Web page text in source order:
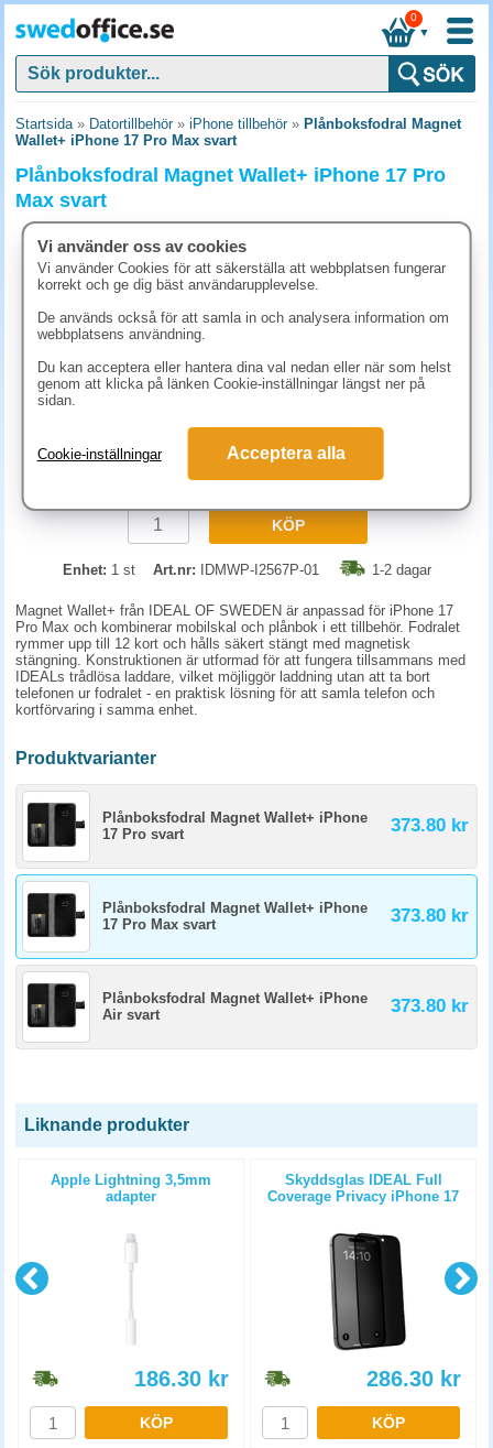
▼
0
Startsida» Datortillbehör» iPhone tillbehör» Plånboksfodral Magnet
Wallet+ iPhone 17 Pro Max svart
Plånboksfodral Magnet Wallet+ iPhone 17 Pro
Max svart
373.80 kr (inkl. moms)
KÖP
Enhet: 1 st Art.nr: IDMWP-I2567P-01 1-2 dagar
Magnet Wallet+ från IDEAL OF SWEDEN är anpassad för iPhone 17
Pro Max och kombinerar mobilskal och plånbok i ett tillbehör. Fodralet
rymmer upp till 12 kort och hålls säkert stängt med magnetisk
stängning. Konstruktionen är utformad för att fungera tillsammans med
IDEALs trådlösa laddare, vilket möjliggör laddning utan att ta bort
telefonen ur fodralet - en praktisk lösning för att samla telefon och
kortförvaring i samma enhet.
Produktvarianter
Plånboksfodral Magnet Wallet+ iPhone
17 Pro svart
373.80 kr
Plånboksfodral Magnet Wallet+ iPhone
17 Pro Max svart
373.80 kr
Plånboksfodral Magnet Wallet+ iPhone
Air svart
373.80 kr
Liknande produkter
Apple Lightning 3,5mm
adapter
186.30 kr
KÖP
Skyddsglas IDEAL Full
Coverage Privacy iPhone 17
286.30 kr
KÖP
Vi använder oss av cookies
Vi använder Cookies för att säkerställa att webbplatsen fungerar
korrekt och ge dig bäst användarupplevelse.
De används också för att samla in och analysera information om
webbplatsens användning.
Du kan acceptera eller hantera dina val nedan eller när som helst
genom att klicka på länken Cookie-inställningar längst ner på
sidan.
Cookie-inställningar Acceptera alla